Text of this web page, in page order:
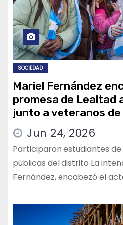
SOCIEDAD
Mariel Fernández
promesa de Lealtad
junto a veteranos de
Jun 24, 2026
Participaron estudiantes de
públicas del distrito La
Fernández, encabezó el